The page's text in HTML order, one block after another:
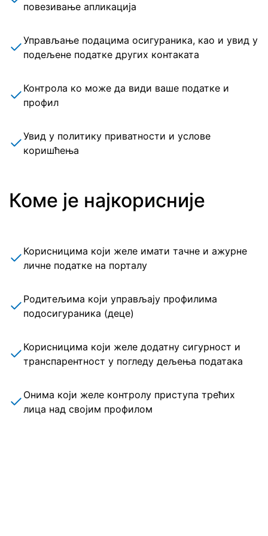
повезивање апликација
Управљање подацима осигураника, као и увид у
подељене податке других контаката
Контрола ко може да види ваше податке и
профил
Увид у политику приватности и услове
коришћења
Коме је најкорисније
Корисницима који желе имати тачне и ажурне
личне податке на порталу
Родитељима који управљају профилима
подосигураника (деце)
Корисницима који желе додатну сигурност и
транспарентност у погледу дељења података
Онима који желе контролу приступа трећих
лица над својим профилом